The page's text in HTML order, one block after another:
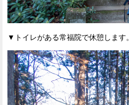
▼トイレがある常福院で休憩します。